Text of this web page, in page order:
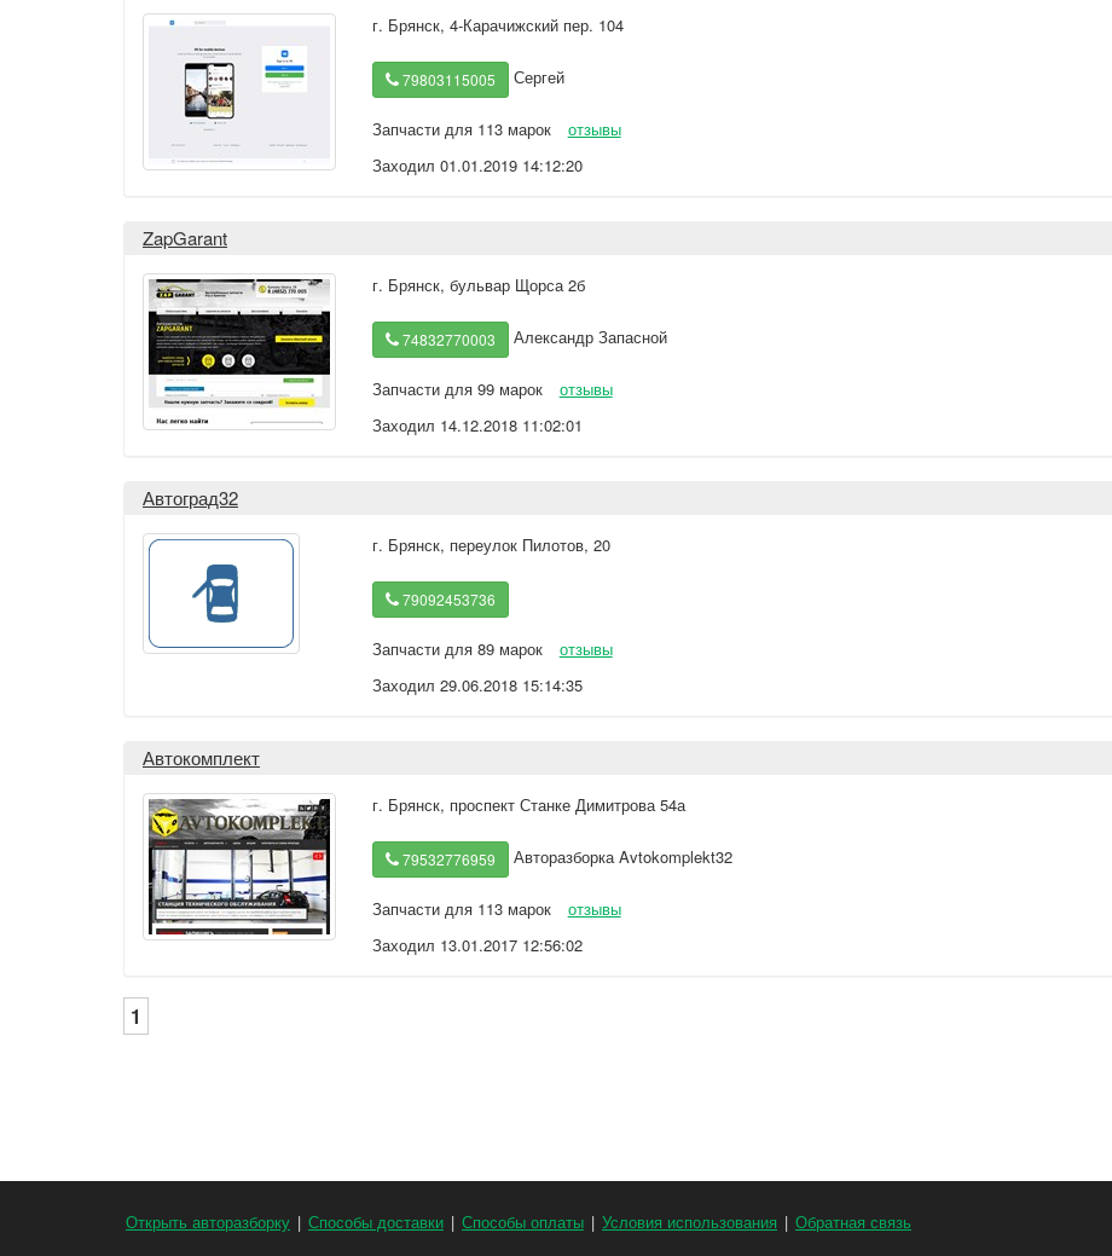
г. Брянск, 4-Карачижский пер. 104
79803115005 Сергей
Запчасти для 113 марок
отзывы
Заходил 01.01.2019 14:12:20
ZapGarant
г. Брянск, бульвар Щорса 2б
74832770003 Александр Запасной
Запчасти для 99 марок
отзывы
Заходил 14.12.2018 11:02:01
Автоград32
г. Брянск, переулок Пилотов, 20
79092453736
Запчасти для 89 марок
отзывы
Заходил 29.06.2018 15:14:35
Автокомплект
г. Брянск, проспект Станке Димитрова 54а
79532776959 Авторазборка Avtokomplekt32
Запчасти для 113 марок
отзывы
Заходил 13.01.2017 12:56:02
1
Открыть авторазборку | Способы доставки | Способы оплаты | Условия использования | Обратная связь